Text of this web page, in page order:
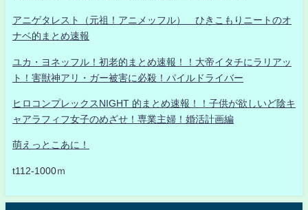
アニゲタレスト（元祖！アニメッフル） ひきこもりニートのオ
ナベ的まとめ速報
ユカ・ヨネッフル！初老的まとめ速報！！大帝イタチにラリアッ
ト！害獣神アリ・ガー被害に必殺！パイルドライバー
ヒロコンプレックスNIGHT 的まとめ速報！！子供が欲しいど陰キ
ャアラフィフ女子のめざせ！専業主婦！婚活計画編
萌えっとこあに！
t112-1000ｍ